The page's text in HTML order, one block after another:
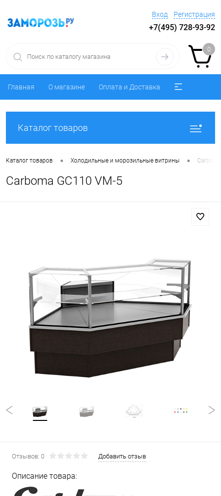
Вход Регистрация
+7(495) 728-93-92
0
Главная О магазине Оплата и Доставка
Каталог товаров
Каталог товаров • Холодильные и морозильные витрины •
Carboma GC110 VM-5
Отзывов: 0 Добавить отзыв
Описание товара: